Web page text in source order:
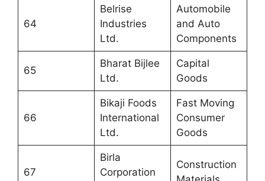
64
Belrise
Industries
Ltd.
Automobile
and Auto
Components
65
Bharat Bijlee
Ltd.
Capital
Goods
66
Bikaji Foods
International
Ltd.
Fast Moving
Consumer
Goods
67
Birla
Corporation
Construction